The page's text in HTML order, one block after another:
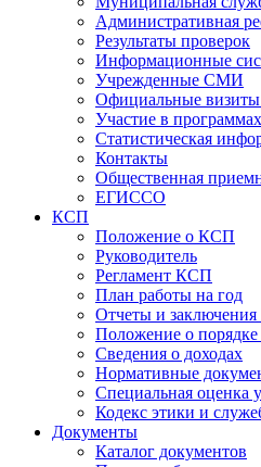
Административная
Результаты проверок
Информационные
Учрежденные СМИ
Официальные визиты
Участие в
Статистическая
Контакты
Общественная
ЕГИССО
КСП
Положение о КСП
Руководитель
Регламент КСП
План работы на год
Отчеты и
Положение о
Сведения о доходах
Нормативные
Специальная оценка
Кодекс этики и
Документы
Каталог документов